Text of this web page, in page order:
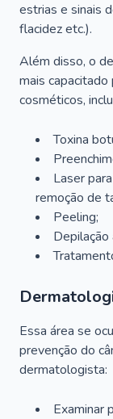
estrias e sinais
flacidez etc.).
Além disso, o
mais
cosméticos,
Toxina
Laser
remoção de
Peeling;
Depilação
Essa área se
prevenção do
dermatologista:
Examinar